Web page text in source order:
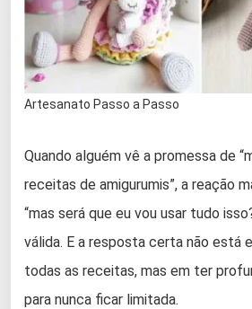
Artesanato Passo a Passo
Quando alguém vê a promessa de
receitas de amigurumis”, a reação
“mas será que eu vou usar tudo
válida. E a resposta certa não está
todas as receitas, mas em ter
para nunca ficar limitada.